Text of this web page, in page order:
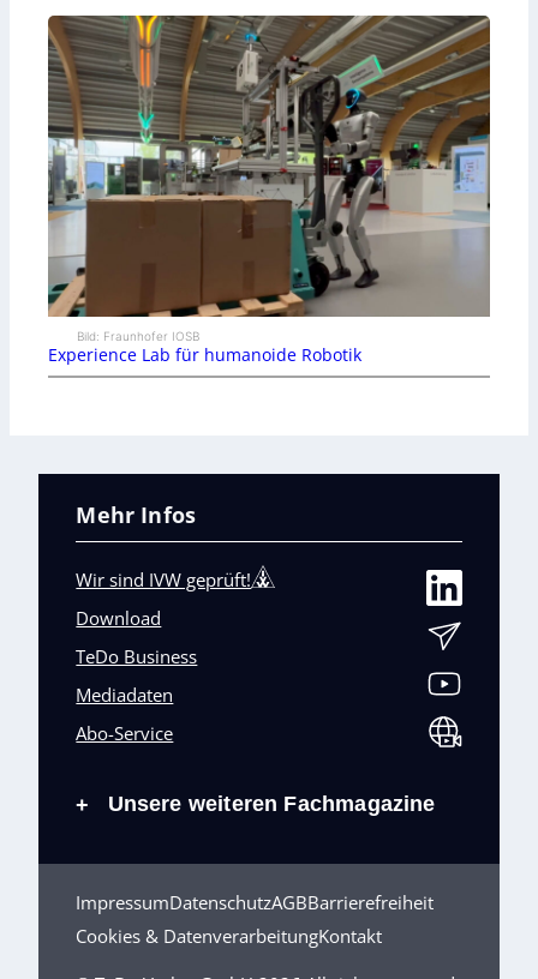
Bild: Fraunhofer IOSB
Experience Lab für humanoide Robotik
Mehr Infos
Wir sind IVW geprüft!
Download
TeDo Business
Mediadaten
Abo-Service
+ Unsere weiteren Fachmagazine
ImpressumDatenschutzAGBBarrierefreiheit
Cookies & DatenverarbeitungKontakt